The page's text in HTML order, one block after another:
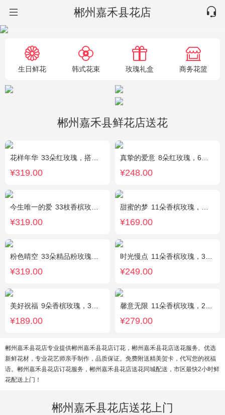
郴州嘉禾县花店
生日鲜花 韩式花束 玫瑰礼盒 商务花篮
郴州嘉禾县鲜花店送花
花样年华 33朵红玫瑰，搭配适量石竹梅外围。
¥319.00
真挚的爱意 8朵红玫瑰，6朵香槟玫瑰，5朵粉玫瑰，叶上黄金点缀。
¥248.00
今生唯一的爱 33枝香槟玫瑰，黄莺、满天星丰满，随机赠送2只小熊。
¥319.00
甜蜜的梦 11朵香槟玫瑰，桔梗、满天星、绿叶搭配
¥169.00
粉色晴空 33朵精品粉玫瑰，外围搭配石竹梅围绕。
¥319.00
时光慢点 11朵香槟玫瑰，3朵向日葵，1个蓝色绣球，桔梗、绿叶搭配
¥249.00
美好祝福 9朵香槟玫瑰，3朵向日葵，桔梗、配花、配草搭配
¥189.00
馨意无限 11朵香槟玫瑰，2枝多头白色百合，白色洋桔梗、绿叶
¥279.00
郴州嘉禾县花店专业提供郴州嘉禾县花店订花，郴州嘉禾县花店送花服务。优选
新鲜花材，专业花艺师亲手制作，品质保证。免费附送精美贺卡，代写您的祝福
语。郴州嘉禾县花店订花服务，郴州嘉禾县花店送花同城配送，市区最快2小时鲜
花配送上门！
郴州嘉禾县花店送花上门